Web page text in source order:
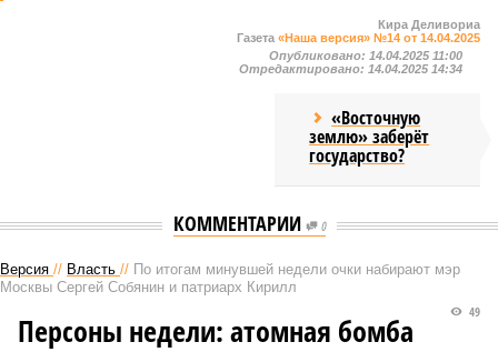
Кира Деливориа
Газета «Наша версия» №14 от 14.04.2025
Опубликовано: 14.04.2025 11:00
Отредактировано: 14.04.2025 14:34
«Восточную
землю» заберёт
государство?
КОММЕНТАРИИ 0
Версия // Власть // По итогам минувшей недели очки набирают мэр
Москвы Сергей Собянин и патриарх Кирилл
49
Персоны недели: атомная бомба